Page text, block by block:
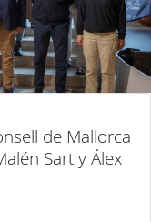
de Mallorca
Sart y Álex